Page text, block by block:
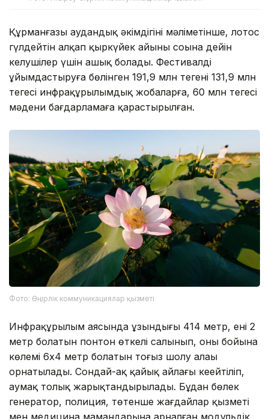
Құрманғазы аудандық әкімдігінің мәліметінше, лотос
гүлдейтін алқап қыркүйек айының соңына дейін
келушілер үшін ашық болады. Фестивалді
ұйымдастыруға бөлінген 191,9 млн теңгенің 131,9 млн
теңгесі инфрақұрылымдық жобаларға, 60 млн теңгесі
мәдени бағдарламаға қарастырылған.
Фото: Өңірлік коммуникациялар қызметі
Инфрақұрылым аясында ұзындығы 414 метр, ені 2
метр болатын понтон өткелі салынып, оның бойына
көлемі 6х4 метр болатын тоғыз шолу алаңы
орнатылады. Сондай-ақ қайық айлағы кеңейтіліп,
аумақ толық жарықтандырылады. Бұдан бөлек
генератор, полиция, төтенше жағдайлар қызметі